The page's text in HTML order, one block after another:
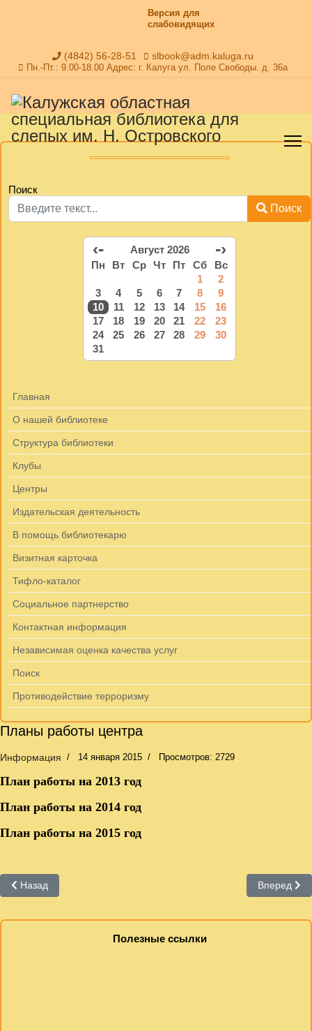
Версия для
слабовидящих
(4842) 56-28-51 slbook@adm.kaluga.ru
Пн.-Пт.: 9.00-18.00 Адрес: г. Калуга ул. Поле Свободы. д. 36а
Поиск
Поиск
‹- Август 2026 -›
Пн Вт Ср Чт Пт Сб
Вс
1
2
3
4 5 6 7 8
9
10
11 12 13 14 15
16
17
18 19 20 21 22
23
24
25 26 27 28 29
30
31
Главная
О нашей библиотеке
Структура библиотеки
Клубы
Центры
Издательская деятельность
В помощь библиотекарю
Визитная карточка
Тифло-каталог
Социальное партнерство
Контактная информация
Независимая оценка качества услуг
Поиск
Противодействие терроризму
Планы работы центра
Информация 14 января 2015 Просмотров: 2729
План работы на 2013 год
План работы на 2014 год
План работы на 2015 год
Предыдущий: План работы на 2015 год
Назад Вперед
Полезные ссылки